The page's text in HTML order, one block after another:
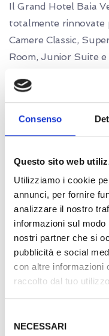
Consenso
Questo sito web
Utilizziamo i cookie
annunci, per fornire
analizzare il nostro
informazioni sul
nostri partner che si
pubblicità e social
con altre informazioni
raccolto dal tuo
delNECESSARI
Il Grand Hotel Baia
totalmente rinnovate
Camere Classic,
Room, Junior Suite
desideri.
LED FULL HD 32
cassaforte, servizio
Bagno in marmo con
linea cortesia e